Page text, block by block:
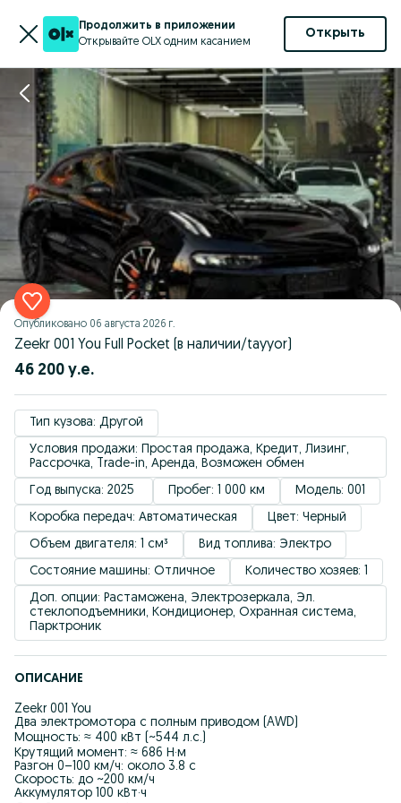
Продолжить в приложении
Открывайте OLX одним касанием
Открыть
Опубликовано 06 августа 2026 г.
Zeekr 001 You Full Pocket (в наличии/tayyor)
46 200 у.е.
Тип кузова: Другой
Условия продажи: Простая продажа, Кредит, Лизинг,
Рассрочка, Trade-in, Аренда, Возможен обмен
Год выпуска: 2025
Пробег: 1 000 км
Модель: 001
Коробка передач: Автоматическая
Цвет: Черный
Объем двигателя: 1 см³
Вид топлива: Электро
Состояние машины: Отличное
Количество хозяев: 1
Доп. опции: Растаможена, Электрозеркала, Эл.
стеклоподъемники, Кондиционер, Охранная система,
Парктроник
ОПИСАНИЕ
Zeekr 001 You
Два электромотора с полным приводом (AWD)
Мощность: ≈ 400 кВт (~544 л.с.)
Крутящий момент: ≈ 686 Н·м
Разгон 0–100 км/ч: около 3.8 с
Скорость: до ~200 км/ч
Аккумулятор 100 кВт·ч